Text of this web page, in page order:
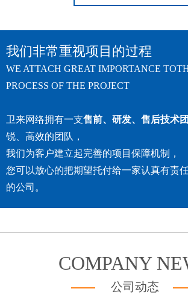
我们非常重视项目的过程
WE ATTACH GREAT IMPORTANCE
PROCESS OF THE PROJECT
卫来网络拥有一支售前、研发、售后技术
锐、高效的团队，
我们为客户建立起完善的项目保障机制，
您可以放心的把期望托付给一家认真有责
的公司。
COMPANY
公司动态